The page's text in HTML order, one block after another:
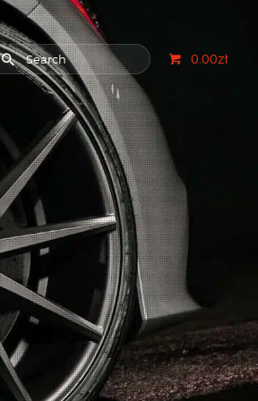
0.00zł